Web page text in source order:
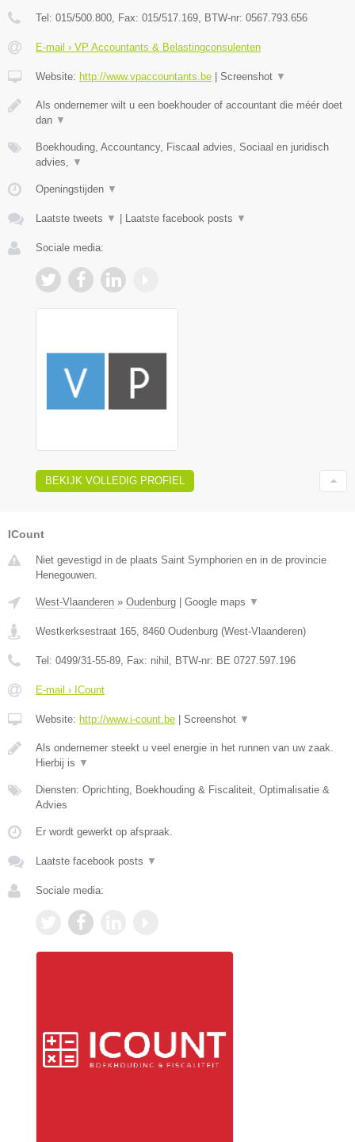
Tel: 015/500.800, Fax: 015/517.169, BTW-nr: 0567.793.656
E-mail › VP Accountants & Belastingconsulenten
Website: http://www.vpaccountants.be Screenshot ▼
Als ondernemer wilt u een boekhouder of accountant die méér doet
dan ▼
Boekhouding, Accountancy, Fiscaal advies, Sociaal en juridisch
advies, ▼
Openingstijden ▼
Laatste tweets ▼ Laatste facebook posts ▼
Sociale media:
BEKIJK VOLLEDIG PROFIEL
ICount
Niet gevestigd in de plaats Saint Symphorien en in de provincie
Henegouwen.
West-Vlaanderen » Oudenburg Google maps ▼
Westkerksestraat 165, 8460 Oudenburg (West-Vlaanderen)
Tel: 0499/31-55-89, Fax: nihil , BTW-nr: BE 0727.597.196
E-mail › ICount
Website: http://www.i-count.be Screenshot ▼
Als ondernemer steekt u veel energie in het runnen van uw zaak.
Hierbij is ▼
Diensten: Oprichting, Boekhouding & Fiscaliteit, Optimalisatie &
Advies
Er wordt gewerkt op afspraak.
Laatste facebook posts ▼
Sociale media: